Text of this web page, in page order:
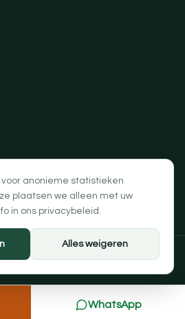
WhatsApp
anonieme statistieken
plaatsen we alleen met uw
in ons privacybeleid .
Alles weigeren